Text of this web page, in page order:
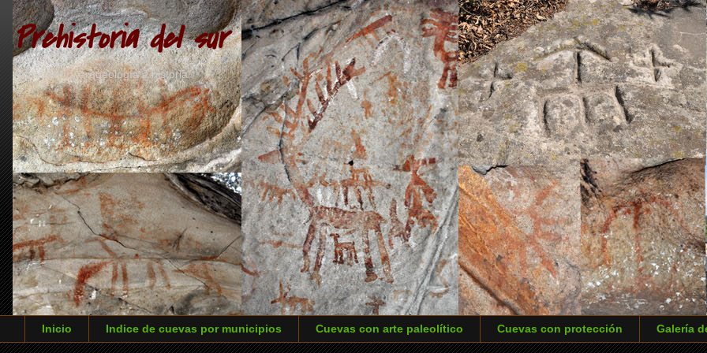
Prehistoria del sur
Arte sureño, arqueología e historia
Inicio Indice de cuevas por municipios Cuevas con arte paleolítico Cuevas con protección Galería